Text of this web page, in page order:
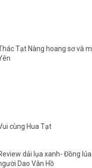
Tạt Nàng hoang sơ và
cùng Hua Tạt
dải lụa xanh- Đồng
Dao Vân Hồ